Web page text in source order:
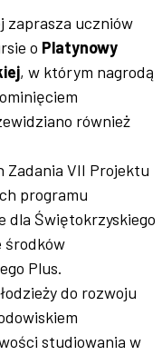
zaprasza uczniów
o Platynowy
, w którym nagrodą
również
Zadania VII Projektu
programu
dla Świętokrzyskiego
środków
Plus.
do rozwoju
studiowania w